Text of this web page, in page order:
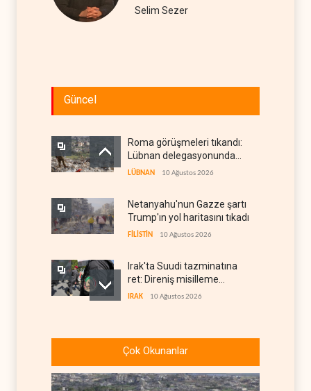
Selim Sezer
Güncel
Roma görüşmeleri tıkandı:
Lübnan delegasyonunda
anlaşmazlık çıktı
LÜBNAN 10 Ağustos 2026
Netanyahu'nun Gazze şartı
Trump'ın yol haritasını tıkadı
FİLİSTİN 10 Ağustos 2026
Irak'ta Suudi tazminatına
ret: Direniş misilleme
şartında ısrarlı
IRAK 10 Ağustos 2026
güçlerinin Muha'daki askeri
depolarını vurdu
Çok Okunanlar